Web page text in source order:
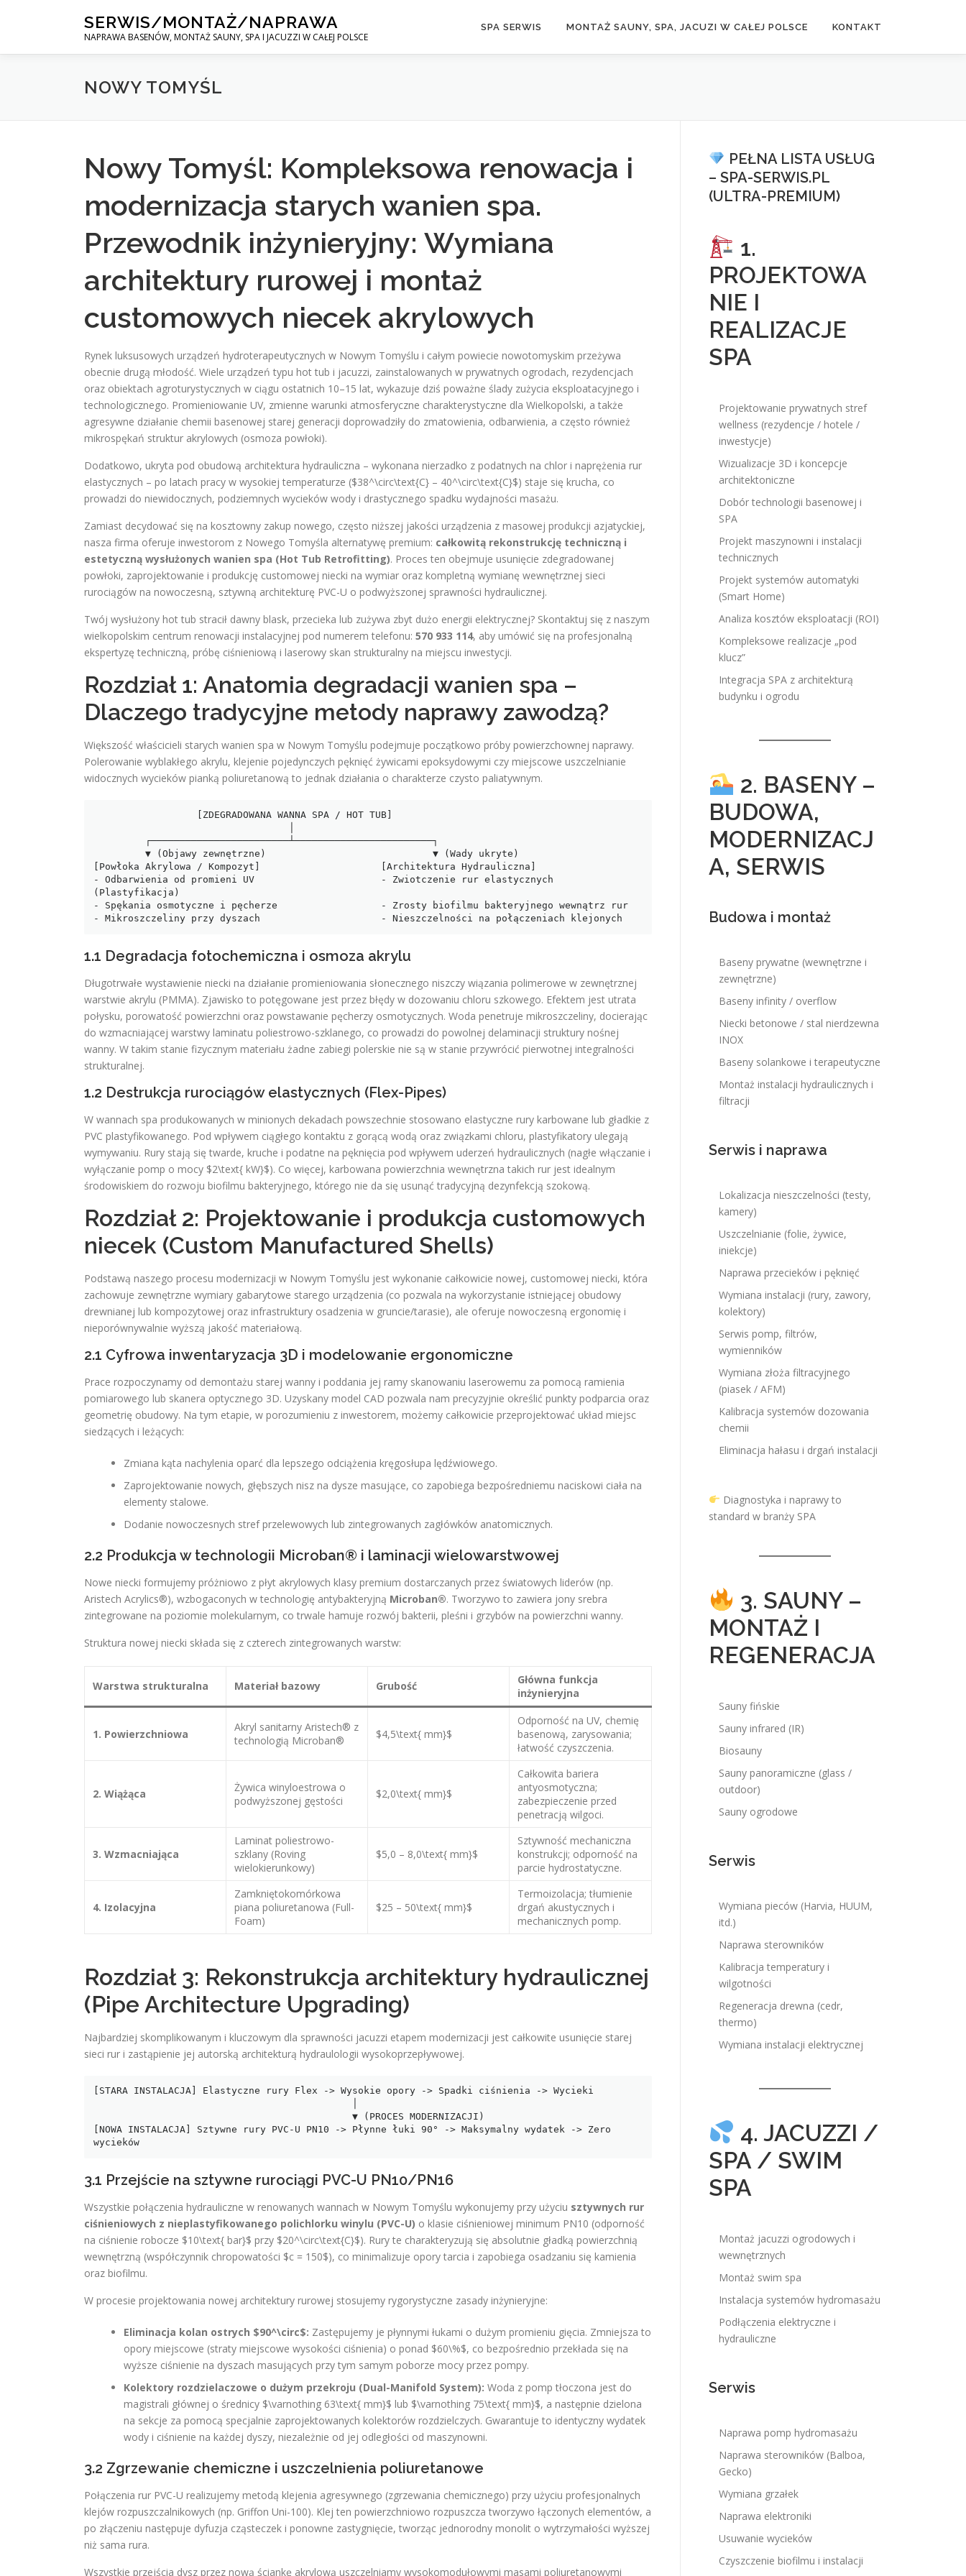
SERWIS/MONTAŻ/NAPRAWA
NAPRAWA BASENÓW, MONTAŻ SAUNY, SPA I JACUZZI W CAŁEJ POLSCE
SPA SERWIS MONTAŻ SAUNY, SPA, JACUZI W CAŁEJ POLSCE KONTAKT
NOWY TOMYŚL
Nowy Tomyśl: Kompleksowa renowacja i
modernizacja starych wanien spa.
Przewodnik inżynieryjny: Wymiana
architektury rurowej i montaż
customowych niecek akrylowych
Rynek luksusowych urządzeń hydroterapeutycznych w Nowym Tomyślu i całym powiecie nowotomyskim przeżywa
obecnie drugą młodość. Wiele urządzeń typu hot tub i jacuzzi, zainstalowanych w prywatnych ogrodach, rezydencjach
oraz obiektach agroturystycznych w ciągu ostatnich 10–15 lat, wykazuje dziś poważne ślady zużycia eksploatacyjnego i
technologicznego. Promieniowanie UV, zmienne warunki atmosferyczne charakterystyczne dla Wielkopolski, a także
agresywne działanie chemii basenowej starej generacji doprowadziły do zmatowienia, odbarwienia, a często również
mikrospękań struktur akrylowych (osmoza powłoki).
Dodatkowo, ukryta pod obudową architektura hydrauliczna – wykonana nierzadko z podatnych na chlor i naprężenia rur
elastycznych – po latach pracy w wysokiej temperaturze ($38^\circ\text{C} – 40^\circ\text{C}$) staje się krucha, co
prowadzi do niewidocznych, podziemnych wycieków wody i drastycznego spadku wydajności masażu.
Zamiast decydować się na kosztowny zakup nowego, często niższej jakości urządzenia z masowej produkcji azjatyckiej,
nasza firma oferuje inwestorom z Nowego Tomyśla alternatywę premium: całkowitą rekonstrukcję techniczną i
estetyczną wysłużonych wanien spa (Hot Tub Retrofitting). Proces ten obejmuje usunięcie zdegradowanej
powłoki, zaprojektowanie i produkcję customowej niecki na wymiar oraz kompletną wymianę wewnętrznej sieci
rurociągów na nowoczesną, sztywną architekturę PVC-U o podwyższonej sprawności hydraulicznej.
Twój wysłużony hot tub stracił dawny blask, przecieka lub zużywa zbyt dużo energii elektrycznej? Skontaktuj się z naszym
wielkopolskim centrum renowacji instalacyjnej pod numerem telefonu: 570 933 114, aby umówić się na profesjonalną
ekspertyzę techniczną, próbę ciśnieniową i laserowy skan strukturalny na miejscu inwestycji.
Rozdział 1: Anatomia degradacji wanien spa –
Dlaczego tradycyjne metody naprawy zawodzą?
Większość właścicieli starych wanien spa w Nowym Tomyślu podejmuje początkowo próby powierzchownej naprawy.
Polerowanie wyblakłego akrylu, klejenie pojedynczych pęknięć żywicami epoksydowymi czy miejscowe uszczelnianie
widocznych wycieków pianką poliuretanową to jednak działania o charakterze czysto paliatywnym.
[Powłoka Akrylowa / Kompozyt]                     [Architektura Hydrauliczna]
- Odbarwienia od promieni UV                      - Zwiotczenie rur elastycznych
(Plastyfikacja)
- Spękania osmotyczne i pęcherze                  - Zrosty biofilmu bakteryjnego wewnątrz rur
1.1 Degradacja fotochemiczna i osmoza akrylu
Długotrwałe wystawienie niecki na działanie promieniowania słonecznego niszczy wiązania polimerowe w zewnętrznej
warstwie akrylu (PMMA). Zjawisko to potęgowane jest przez błędy w dozowaniu chloru szkowego. Efektem jest utrata
połysku, porowatość powierzchni oraz powstawanie pęcherzy osmotycznych. Woda penetruje mikroszczeliny, docierając
do wzmacniającej warstwy laminatu poliestrowo-szklanego, co prowadzi do powolnej delaminacji struktury nośnej
wanny. W takim stanie fizycznym materiału żadne zabiegi polerskie nie są w stanie przywrócić pierwotnej integralności
strukturalnej.
1.2 Destrukcja rurociągów elastycznych (Flex-Pipes)
W wannach spa produkowanych w minionych dekadach powszechnie stosowano elastyczne rury karbowane lub gładkie z
PVC plastyfikowanego. Pod wpływem ciągłego kontaktu z gorącą wodą oraz związkami chloru, plastyfikatory ulegają
wymywaniu. Rury stają się twarde, kruche i podatne na pęknięcia pod wpływem uderzeń hydraulicznych (nagłe włączanie i
wyłączanie pomp o mocy $2\text{ kW}$). Co więcej, karbowana powierzchnia wewnętrzna takich rur jest idealnym
środowiskiem do rozwoju biofilmu bakteryjnego, którego nie da się usunąć tradycyjną dezynfekcją szokową.
Rozdział 2: Projektowanie i produkcja customowych
niecek (Custom Manufactured Shells)
Podstawą naszego procesu modernizacji w Nowym Tomyślu jest wykonanie całkowicie nowej, customowej niecki, która
zachowuje zewnętrzne wymiary gabarytowe starego urządzenia (co pozwala na wykorzystanie istniejącej obudowy
drewnianej lub kompozytowej oraz infrastruktury osadzenia w gruncie/tarasie), ale oferuje nowoczesną ergonomię i
nieporównywalnie wyższą jakość materiałową.
2.1 Cyfrowa inwentaryzacja 3D i modelowanie ergonomiczne
Prace rozpoczynamy od demontażu starej wanny i poddania jej ramy skanowaniu laserowemu za pomocą ramienia
pomiarowego lub skanera optycznego 3D. Uzyskany model CAD pozwala nam precyzyjnie określić punkty podparcia oraz
geometrię obudowy. Na tym etapie, w porozumieniu z inwestorem, możemy całkowicie przeprojektować układ miejsc
siedzących i leżących:
Zmiana kąta nachylenia oparć dla lepszego odciążenia kręgosłupa lędźwiowego.
Zaprojektowanie nowych, głębszych nisz na dysze masujące, co zapobiega bezpośredniemu naciskowi ciała na
elementy stalowe.
Dodanie nowoczesnych stref przelewowych lub zintegrowanych zagłówków anatomicznych.
2.2 Produkcja w technologii Microban® i laminacji wielowarstwowej
Nowe niecki formujemy próżniowo z płyt akrylowych klasy premium dostarczanych przez światowych liderów (np.
Aristech Acrylics®), wzbogaconych w technologię antybakteryjną Microban®. Tworzywo to zawiera jony srebra
zintegrowane na poziomie molekularnym, co trwale hamuje rozwój bakterii, pleśni i grzybów na powierzchni wanny.
Struktura nowej niecki składa się z czterech zintegrowanych warstw:
Warstwa strukturalna Materiał bazowy Grubość
Główna funkcja
inżynieryjna
1. Powierzchniowa
Akryl sanitarny Aristech® z
technologią Microban®
$4,5\text{ mm}$
Odporność na UV, chemię
basenową, zarysowania;
łatwość czyszczenia.
2. Wiążąca
Żywica winyloestrowa o
podwyższonej gęstości
$2,0\text{ mm}$
Całkowita bariera
antyosmotyczna;
zabezpieczenie przed
penetracją wilgoci.
3. Wzmacniająca
Laminat poliestrowo-
szklany (Roving
wielokierunkowy)
$5,0 – 8,0\text{ mm}$
Sztywność mechaniczna
konstrukcji; odporność na
parcie hydrostatyczne.
4. Izolacyjna
Zamkniętokomórkowa
piana poliuretanowa (Full-
Foam)
$25 – 50\text{ mm}$
Termoizolacja; tłumienie
drgań akustycznych i
mechanicznych pomp.
Rozdział 3: Rekonstrukcja architektury hydraulicznej
(Pipe Architecture Upgrading)
Najbardziej skomplikowanym i kluczowym dla sprawności jacuzzi etapem modernizacji jest całkowite usunięcie starej
sieci rur i zastąpienie jej autorską architekturą hydraulologii wysokoprzepływowej.
[STARA INSTALACJA] Elastyczne rury Flex -> Wysokie opory -> Spadki ciśnienia -> Wycieki
[NOWA INSTALACJA] Sztywne rury PVC-U PN10 -> Płynne łuki 90° -> Maksymalny wydatek -> Zero
wycieków
3.1 Przejście na sztywne rurociągi PVC-U PN10/PN16
Wszystkie połączenia hydrauliczne w renowanych wannach w Nowym Tomyślu wykonujemy przy użyciu sztywnych rur
ciśnieniowych z nieplastyfikowanego polichlorku winylu (PVC-U) o klasie ciśnieniowej minimum PN10 (odporność
na ciśnienie robocze $10\text{ bar}$ przy $20^\circ\text{C}$). Rury te charakteryzują się absolutnie gładką powierzchnią
wewnętrzną (współczynnik chropowatości $c = 150$), co minimalizuje opory tarcia i zapobiega osadzaniu się kamienia
oraz biofilmu.
W procesie projektowania nowej architektury rurowej stosujemy rygorystyczne zasady inżynieryjne:
Eliminacja kolan ostrych $90^\circ$: Zastępujemy je płynnymi łukami o dużym promieniu gięcia. Zmniejsza to
opory miejscowe (straty miejscowe wysokości ciśnienia) o ponad $60\%$, co bezpośrednio przekłada się na
wyższe ciśnienie na dyszach masujących przy tym samym poborze mocy przez pompy.
Kolektory rozdzielaczowe o dużym przekroju (Dual-Manifold System): Woda z pomp tłoczona jest do
magistrali głównej o średnicy $\varnothing 63\text{ mm}$ lub $\varnothing 75\text{ mm}$, a następnie dzielona
na sekcje za pomocą specjalnie zaprojektowanych kolektorów rozdzielczych. Gwarantuje to identyczny wydatek
wody i ciśnienie na każdej dyszy, niezależnie od jej odległości od maszynowni.
3.2 Zgrzewanie chemiczne i uszczelnienia poliuretanowe
Połączenia rur PVC-U realizujemy metodą klejenia agresywnego (zgrzewania chemicznego) przy użyciu profesjonalnych
klejów rozpuszczalnikowych (np. Griffon Uni-100). Klej ten powierzchniowo rozpuszcza tworzywo łączonych elementów, a
po złączeniu następuje dyfuzja cząsteczek i ponowne zastygnięcie, tworząc jednorodny monolit o wytrzymałości wyższej
niż sama rura.
Wszystkie przejścia dysz przez nową ściankę akrylową uszczelniamy wysokomodułowymi masami poliuretanowymi
PEŁNA LISTA USŁUG
– SPA-SERWIS.PL
(ULTRA-PREMIUM)
1.
PROJEKTOWA
NIE I
REALIZACJE
SPA
Projektowanie prywatnych stref
wellness (rezydencje / hotele /
inwestycje)
Wizualizacje 3D i koncepcje
architektoniczne
Dobór technologii basenowej i
SPA
Projekt maszynowni i instalacji
technicznych
Projekt systemów automatyki
(Smart Home)
Analiza kosztów eksploatacji (ROI)
Kompleksowe realizacje „pod
klucz”
Integracja SPA z architekturą
budynku i ogrodu
2. BASENY –
BUDOWA,
MODERNIZACJ
A, SERWIS
Budowa i montaż
Baseny prywatne (wewnętrzne i
zewnętrzne)
Baseny infinity / overflow
Niecki betonowe / stal nierdzewna
INOX
Baseny solankowe i terapeutyczne
Montaż instalacji hydraulicznych i
filtracji
Serwis i naprawa
Lokalizacja nieszczelności (testy,
kamery)
Uszczelnianie (folie, żywice,
iniekcje)
Naprawa przecieków i pęknięć
Wymiana instalacji (rury, zawory,
kolektory)
Serwis pomp, filtrów,
wymienników
Wymiana złoża filtracyjnego
(piasek / AFM)
Kalibracja systemów dozowania
chemii
Eliminacja hałasu i drgań instalacji
Diagnostyka i naprawy to
standard w branży SPA
3. SAUNY –
MONTAŻ I
REGENERACJA
Sauny fińskie
Sauny infrared (IR)
Biosauny
Sauny panoramiczne (glass /
outdoor)
Sauny ogrodowe
Serwis
Wymiana pieców (Harvia, HUUM,
itd.)
Naprawa sterowników
Kalibracja temperatury i
wilgotności
Regeneracja drewna (cedr,
thermo)
Wymiana instalacji elektrycznej
4. JACUZZI /
SPA / SWIM
SPA
Montaż jacuzzi ogrodowych i
wewnętrznych
Montaż swim spa
Instalacja systemów hydromasażu
Podłączenia elektryczne i
hydrauliczne
Serwis
Naprawa pomp hydromasażu
Naprawa sterowników (Balboa,
Gecko)
Wymiana grzałek
Naprawa elektroniki
Usuwanie wycieków
Czyszczenie biofilmu i instalacji